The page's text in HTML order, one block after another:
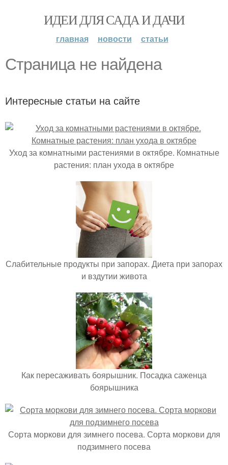
ИДЕИ ДЛЯ САДА И ДАЧИ
главная новости статьи
Страница не найдена
Интересные статьи на сайте
Уход за комнатными растениями в октябре. Комнатные
растения: план ухода в октябре
Слабительные продукты при запорах. Диета при запорах
и вздутии живота
Как пересаживать боярышник. Посадка саженца
боярышника
Сорта моркови для зимнего посева. Сорта моркови для
подзимнего посева